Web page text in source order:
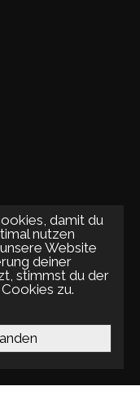
damit du
nutzen
Website
deiner
stimmst du der
zu.